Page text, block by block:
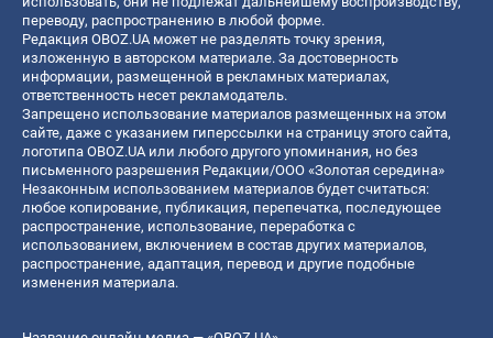
переводу, распространению в любой форме.
Редакция OBOZ.UA может не разделять точку зрения,
изложенную в авторском материале. За достоверность
информации, размещенной в рекламных материалах,
ответственность несет рекламодатель.
Запрещено использование материалов размещенных на этом
сайте, даже с указанием гиперссылки на страницу этого сайта,
логотипа OBOZ.UA или любого другого упоминания, но без
письменного разрешения Редакции/ООО «Золотая середина»
Незаконным использованием материалов будет считаться:
любое копирование, публикация, перепечатка, последующее
распространение, использование, переработка с
использованием, включением в состав других материалов,
распространение, адаптация, перевод и другие подобные
изменения материала.